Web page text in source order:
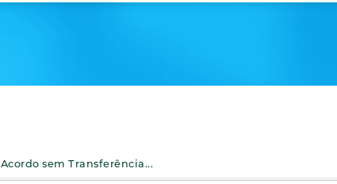
Acordo sem Transferência...